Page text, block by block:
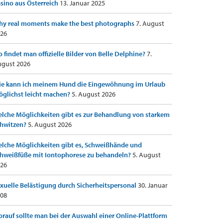
aus Österreich 13. Januar 2025
real moments make the best photographs7. August
findet man offizielle Bilder von Belle Delphine?7.
2026
kann ich meinem Hund die Eingewöhnung im Urlaub
leicht machen?5. August 2026
Möglichkeiten gibt es zur Behandlung von starkem
5. August 2026
Möglichkeiten gibt es, Schweißhände und
mit Iontophorese zu behandeln?5. August
Belästigung durch Sicherheitspersonal 30. Januar
sollte man bei der Auswahl einer Online-Plattform